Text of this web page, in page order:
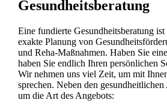
Gesundheitsberatung
Eine fundierte Gesundheitsberatung
exakte Planung von
und Reha-Maßnahmen. Haben Sie
haben Sie endlich Ihren persönlichen
Wir nehmen uns viel Zeit, um mit
sprechen. Neben den gesundheitlichen
um die Art des Angebots: